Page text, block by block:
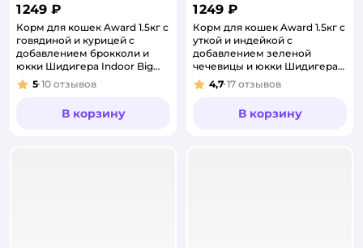
1 249 ₽
Корм для кошек Award 1.5кг с
говядиной и курицей с
добавлением брокколи и
юкки Шидигера Indoor Big
cats для взрослых крупных
пор
Рейтинг:
5 10 отзывов
В корзину
1 249 ₽
Корм для кошек Award 1.5кг с
уткой и индейкой с
добавлением зеленой
чечевицы и юкки Шидигера
hairball Indoor для выведения
шерст
Рейтинг:
4,7 17 отзывов
В корзину